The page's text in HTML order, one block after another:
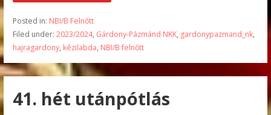
Posted in: NBI/B Felnőtt
Filed under: 2023/2024, Gárdony-Pázmánd NKK, gardonypazmand_nk,
hajragardony, kézilabda, NBI/B felnőtt
41. hét utánpótlás